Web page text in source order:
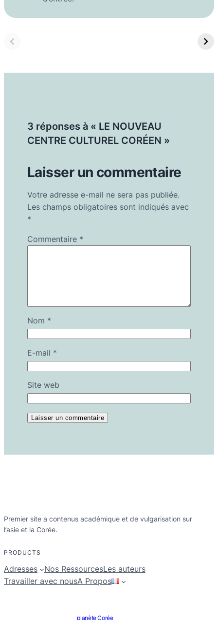
3 réponses à « LE NOUVEAU
CENTRE CULTUREL CORÉEN »
Laisser un commentaire
Votre adresse e-mail ne sera pas publiée.
Les champs obligatoires sont indiqués avec
*
Commentaire *
Nom *
E-mail *
Site web
Premier site a contenus académique et de vulgarisation sur
l’asie et la Corée.
PRODUCTS
Adresses Nos RessourcesLes auteurs
Travailler avec nousA Propos
planète Corée